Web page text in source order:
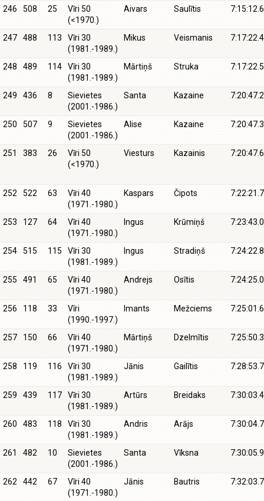
246 508 25
Vīri 50
(<1970.)
Aivars Saulītis 7:15:12.6
247 488 113
Vīri 30
(1981.-1989.)
Mikus Veismanis 7:17:22.4
248 489 114
Vīri 30
(1981.-1989.)
Mārtiņš Struka 7:17:22.5
249 436 8
Sievietes
(2001.-1986.)
Santa Kazaine 7:20:47.2
250 507 9
Sievietes
(2001.-1986.)
Alise Kazaine 7:20:47.3
251 383 26
Vīri 50
(<1970.)
Viesturs Kazainis 7:20:47.6
252 522 63
Vīri 40
(1971.-1980.)
Kaspars Čipots 7:22:21.7
253 127 64
Vīri 40
(1971.-1980.)
Ingus Krūmiņš 7:23:43.0
254 515 115
Vīri 30
(1981.-1989.)
Ingus Stradiņš 7:24:22.8
255 491 65
Vīri 40
(1971.-1980.)
Andrejs Osītis 7:24:25.0
256 118 33
Vīri
(1990.-1997.)
Imants Mežciems 7:25:01.6
257 150 66
Vīri 40
(1971.-1980.)
Mārtiņš Dzelmītis 7:25:50.3
258 119 116
Vīri 30
(1981.-1989.)
Jānis Gailītis 7:28:53.7
259 439 117
Vīri 30
(1981.-1989.)
Artūrs Breidaks 7:30:03.4
260 483 118
Vīri 30
(1981.-1989.)
Andris Arājs 7:30:04.7
261 482 10
Sievietes
(2001.-1986.)
Santa Vīksna 7:30:05.9
262 442 67
Vīri 40
(1971.-1980.)
Jānis Bautris 7:32:03.7